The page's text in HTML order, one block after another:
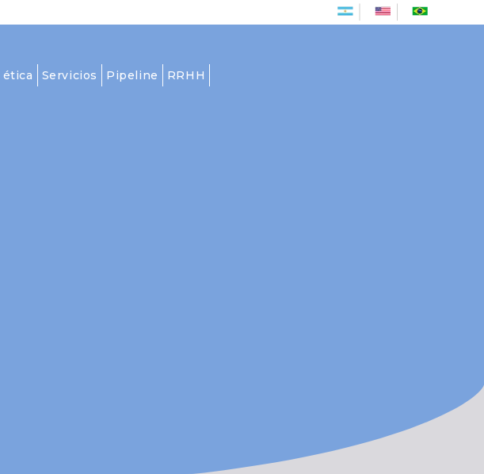
ética Servicios Pipeline
RRHH